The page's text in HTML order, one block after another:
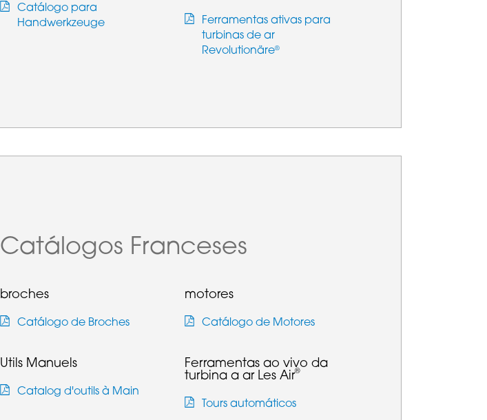
Catálogo para
Handwerkzeuge
Ferramentas ativas para
turbinas de ar
Revolutionäre®
Catálogos Franceses
broches
Catálogo de Broches
motores
Catálogo de Motores
Utils Manuels
Catalog d'outils à Main
Ferramentas ao vivo da
turbina a ar Les Air®
Tours automáticos